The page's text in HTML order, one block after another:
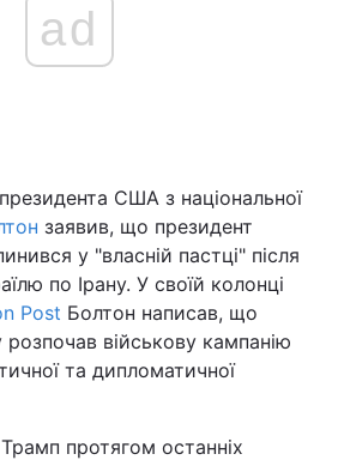
ad
США з національної
заявив, що президент
у "власній пастці" після
по Ірану. У своїй колонці
Post Болтон написав, що
розпочав військову кампанію
та дипломатичної
протягом останніх